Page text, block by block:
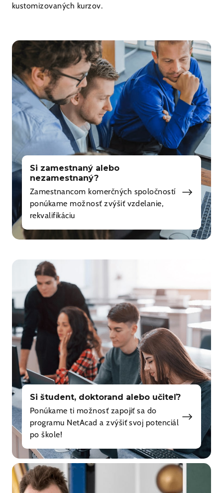
Si študent, doktorand alebo učiteľ?
Ponúkame ti možnosť zapojiť sa do
programu NetAcad a zvýšiť svoj potenciál
po škole!
kustomizovaných kurzov.
Si zamestnaný alebo
nezamestnaný?
Zamestnancom komerčných spoločností
ponúkame možnosť zvýšiť vzdelanie,
rekvalifikáciu